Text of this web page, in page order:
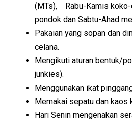
(MTs), Rabu-Kamis koko-
pondok dan Sabtu-Ahad
Pakaian yang sopan dan
celana.
Mengikuti aturan bentuk/
junkies).
Menggunakan ikat
Memakai sepatu dan kaos
Hari Senin mengenakan